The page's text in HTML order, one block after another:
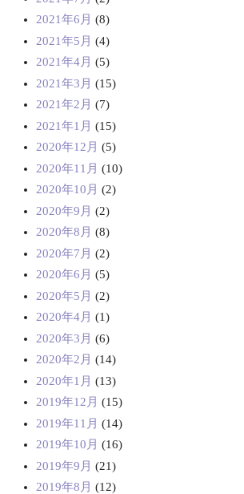
2021年6月 (8)
2021年5月 (4)
2021年4月 (5)
2021年3月 (15)
2021年2月 (7)
2021年1月 (15)
2020年12月 (5)
2020年11月 (10)
2020年10月 (2)
2020年9月 (2)
2020年8月 (8)
2020年7月 (2)
2020年6月 (5)
2020年5月 (2)
2020年4月 (1)
2020年3月 (6)
2020年2月 (14)
2020年1月 (13)
2019年12月 (15)
2019年11月 (14)
2019年10月 (16)
2019年9月 (21)
2019年8月 (12)